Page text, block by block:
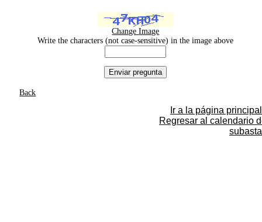
Change Image
Write the characters (not case-sensitive) in the image above
Back
Ir a la página principal
Regresar al calendario